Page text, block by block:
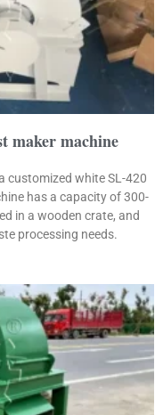
maker machine
customized white SL-420
has a capacity of 300-
in a wooden crate, and
processing needs.